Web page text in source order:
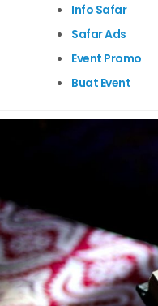
Info Safar
Safar Ads
Event Promo
Buat Event